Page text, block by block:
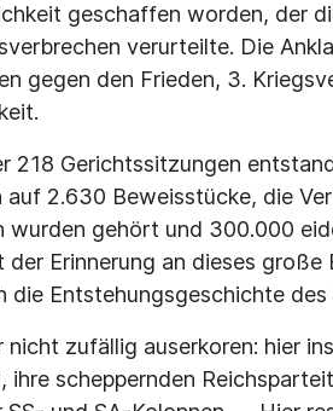
geschaffen worden, der
verurteilte. Die
gegen den Frieden, 3.
218 Gerichtssitzungen
2.630 Beweisstücke, die
wurden gehört und 300.000
Erinnerung an dieses große
die Entstehungsgeschichte
nicht zufällig auserkoren: hier
ihre scheppernden